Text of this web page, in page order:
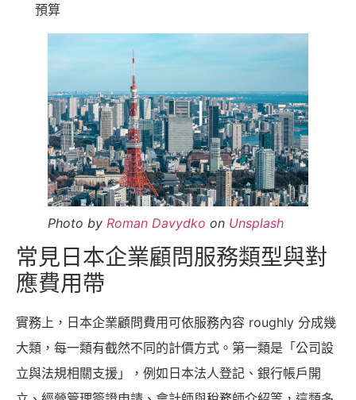
預算
Photo by Roman Davydko on Unsplash
常見日本企業顧問服務類型與對
應費用帶
實務上，日本企業顧問費用可依服務內容 roughly 分成幾
大類，每一類有截然不同的計價方式。第一類是「公司設
立與法規相關支援」，例如日本法人登記、銀行帳戶開